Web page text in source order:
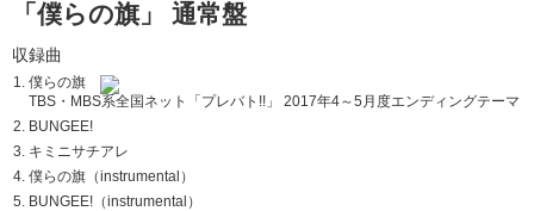
「僕らの旗」 通常盤
収録曲
僕らの旗
TBS・MBS系全国ネット「プレバト!!」
2017年4～5月度エンディングテーマ
BUNGEE!
キミニサチアレ
僕らの旗（instrumental）
BUNGEE!（instrumental）